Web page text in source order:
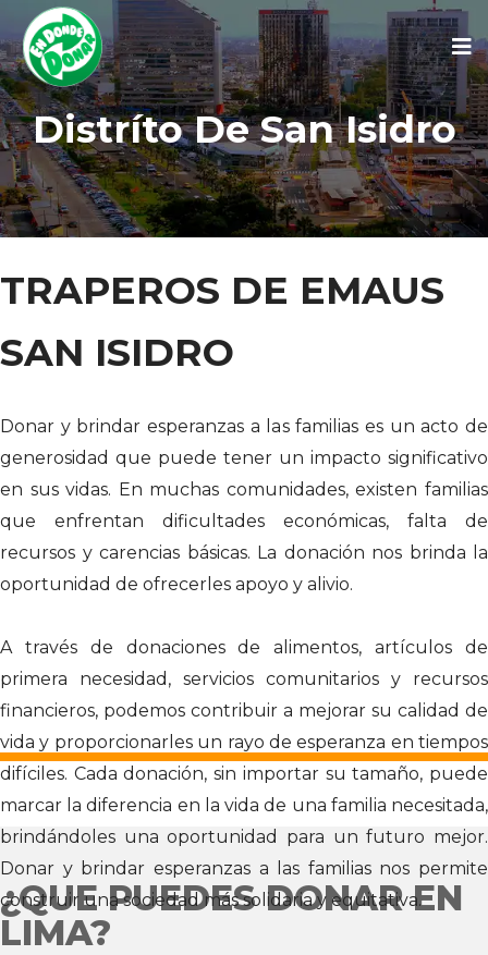
Distríto De San Isidro
TRAPEROS DE EMAUS
SAN ISIDRO
Donar y brindar esperanzas a las familias es un acto de
generosidad que puede tener un impacto significativo
en sus vidas. En muchas comunidades, existen familias
que enfrentan dificultades económicas, falta de
recursos y carencias básicas. La donación nos brinda la
oportunidad de ofrecerles apoyo y alivio.
A través de donaciones de alimentos, artículos de
primera necesidad, servicios comunitarios y recursos
financieros, podemos contribuir a mejorar su calidad de
vida y proporcionarles un rayo de esperanza en tiempos
difíciles. Cada donación, sin importar su tamaño, puede
marcar la diferencia en la vida de una familia necesitada,
brindándoles una oportunidad para un futuro mejor.
Donar y brindar esperanzas a las familias nos permite
construir una sociedad más solidaria y equitativa.
¿QUE PUEDES DONAR EN
LIMA?